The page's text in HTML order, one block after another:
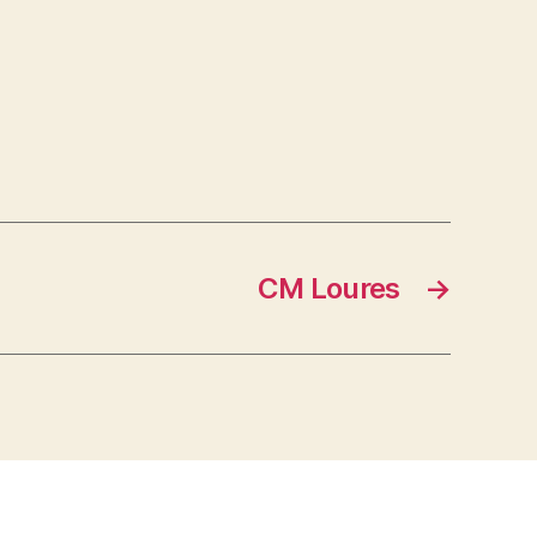
→
CM Loures